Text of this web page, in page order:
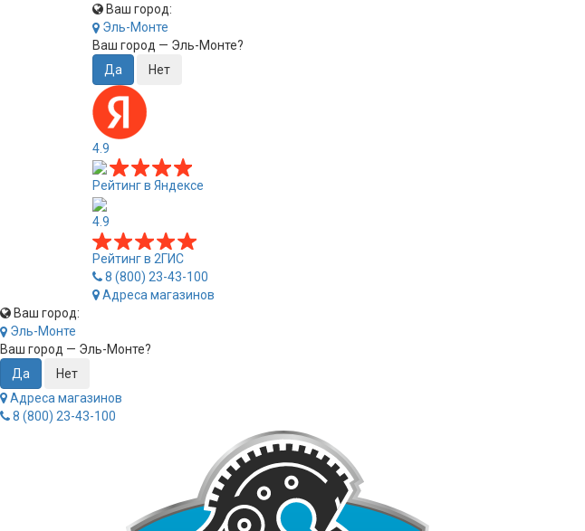
Ваш город:
Эль-Монте
Ваш город — Эль-Монте?
4.9
Рейтинг в Яндексе
4.9
Рейтинг в 2ГИС
8 (800) 23-43-100
Адреса магазинов
Ваш город:
Эль-Монте
Ваш город — Эль-Монте?
Адреса магазинов
8 (800) 23-43-100